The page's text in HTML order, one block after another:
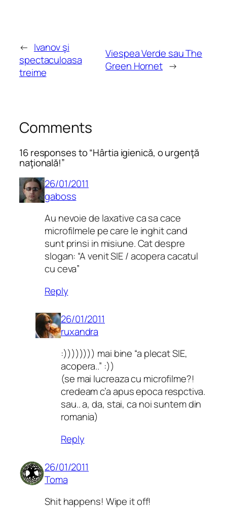
← Ivanov şi
spectaculoasa
treime
Viespea Verde sau The
Green Hornet →
Comments
16 responses to “Hârtia igienică, o urgenţă
naţională!”
26/01/2011
gaboss
Au nevoie de laxative ca sa cace
microfilmele pe care le inghit cand
sunt prinsi in misiune. Cat despre
slogan: “A venit SIE / acopera cacatul
cu ceva”
Reply
26/01/2011
ruxandra
:)))))))) mai bine “a plecat SIE,
acopera..” :))
(se mai lucreaza cu microfilme?!
credeam c’a apus epoca respctiva.
sau.. a, da, stai, ca noi suntem din
romania)
Reply
26/01/2011
Toma
Shit happens! Wipe it off!